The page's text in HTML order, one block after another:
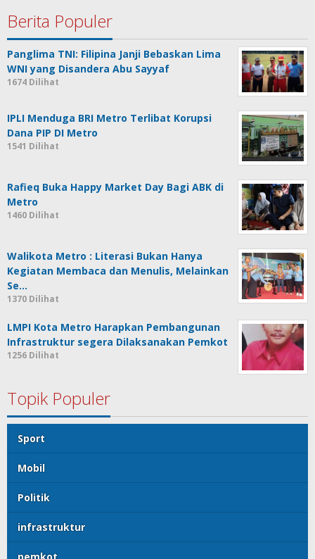
Berita Populer
Panglima TNI: Filipina Janji Bebaskan Lima
WNI yang Disandera Abu Sayyaf
1674 Dilihat
IPLI Menduga BRI Metro Terlibat Korupsi
Dana PIP DI Metro
1541 Dilihat
Rafieq Buka Happy Market Day Bagi ABK di
Metro
1460 Dilihat
Walikota Metro : Literasi Bukan Hanya
Kegiatan Membaca dan Menulis, Melainkan
Se…
1370 Dilihat
LMPI Kota Metro Harapkan Pembangunan
Infrastruktur segera Dilaksanakan Pemkot
1256 Dilihat
Topik Populer
Sport
Mobil
Politik
infrastruktur